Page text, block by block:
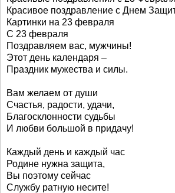
Красивое поздравление с Днем
Картинки на 23 февраля
С 23 февраля
Поздравляем вас, мужчины!
Этот день календаря –
Праздник мужества и силы.
Вам желаем от души
Счастья, радости, удачи,
Благосклонности судьбы
И любви большой в придачу!
Каждый день и каждый час
Родине нужна защита,
Вы поэтому сейчас
Службу ратную несите!